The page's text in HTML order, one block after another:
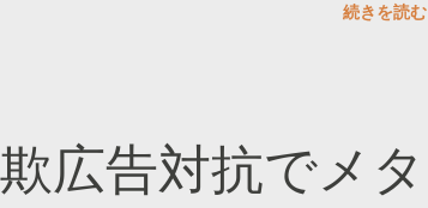
kakusan
続きを読む
広告対抗でメタ